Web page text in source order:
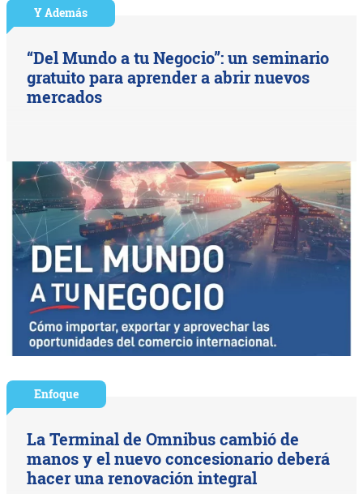
Y Además
“Del Mundo a tu Negocio”: un seminario
gratuito para aprender a abrir nuevos
mercados
Enfoque
La Terminal de Omnibus cambió de
manos y el nuevo concesionario deberá
hacer una renovación integral